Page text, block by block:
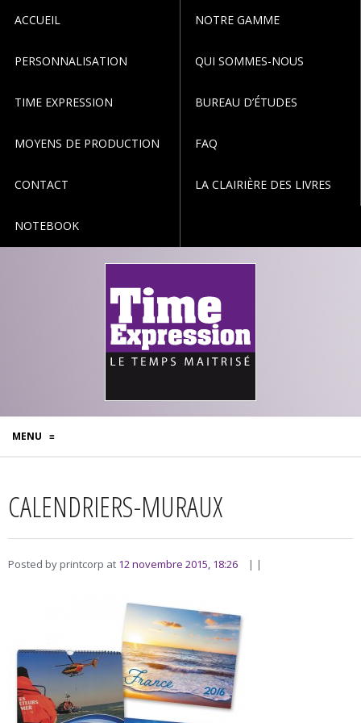
ACCUEIL NOTRE GAMME
PERSONNALISATION QUI SOMMES-NOUS
TIME EXPRESSION BUREAU D’ÉTUDES
MOYENS DE PRODUCTION FAQ
CONTACT LA CLAIRIÈRE DES LIVRES
NOTEBOOK
MENU ≡
CALENDRIERS-MURAUX
Posted by printcorp at 12 novembre 2015, 18:26 | |